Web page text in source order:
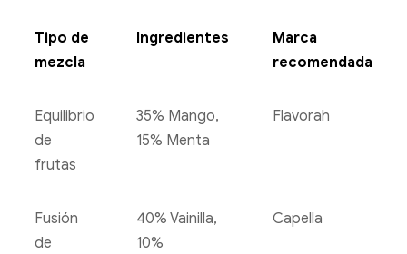
Tipo de
mezcla
Ingredientes
Marca
recomendada
Equilibrio
de
frutas
35% Mango,
15% Menta
Flavorah
Fusión
de
40% Vainilla,
10%
Capella